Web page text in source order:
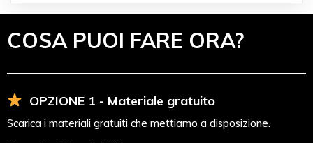
COSA PUOI FARE ORA?
OPZIONE 1 - Materiale gratuito
Scarica i materiali gratuiti che mettiamo a disposizione.